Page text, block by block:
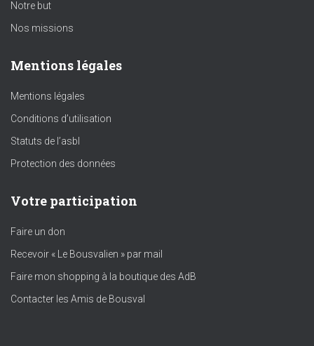
Notre but
Nos missions
Mentions légales
Mentions légales
Conditions d’utilisation
Statuts de l’asbl
Protection des données
Votre participation
Faire un don
Recevoir « Le Bousvalien » par mail
Faire mon shopping à la boutique des AdB
Contacter les Amis de Bousval